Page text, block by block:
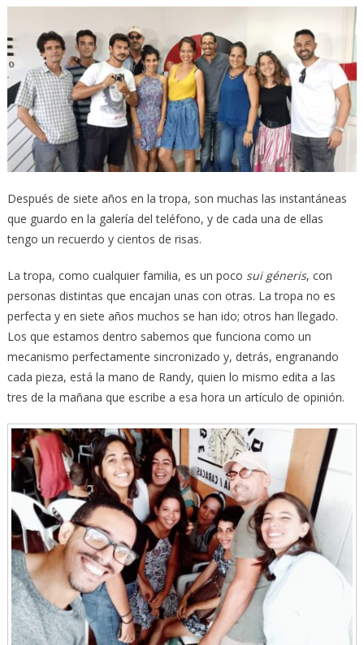
Después de siete años en la tropa, son muchas las instantáneas
que guardo en la galería del teléfono, y de cada una de ellas
tengo un recuerdo y cientos de risas.
La tropa, como cualquier familia, es un poco sui géneris, con
personas distintas que encajan unas con otras. La tropa no es
perfecta y en siete años muchos se han ido; otros han llegado.
Los que estamos dentro sabemos que funciona como un
mecanismo perfectamente sincronizado y, detrás, engranando
cada pieza, está la mano de Randy, quien lo mismo edita a las
tres de la mañana que escribe a esa hora un artículo de opinión.